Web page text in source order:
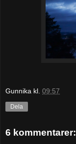
Gunnika kl. 09:57
Dela
6 kommentarer: